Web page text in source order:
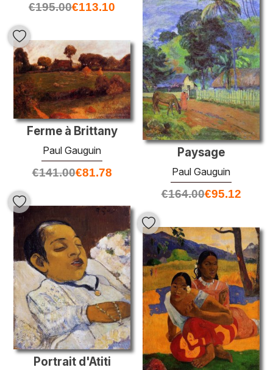
€195.00€113.10
Paysage
Paul Gauguin
€164.00€95.12
Ferme à Brittany
Paul Gauguin
€141.00€81.78
Portrait d'Atiti